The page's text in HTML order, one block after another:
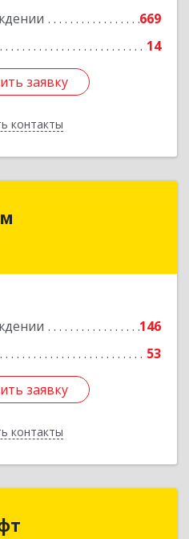
669
14
заявку
контакты
заявку
146
53
заявку
контакты
г, Козлова ул,
заявку
Багз Бастерс Софт